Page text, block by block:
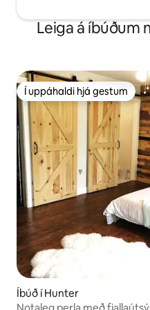
Leiga á íbúðum
Í uppáhaldi hjá gestum
Í uppáhaldi hjá gestum
Íbúð í Hunter